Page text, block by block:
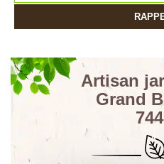
Artisan
Grand